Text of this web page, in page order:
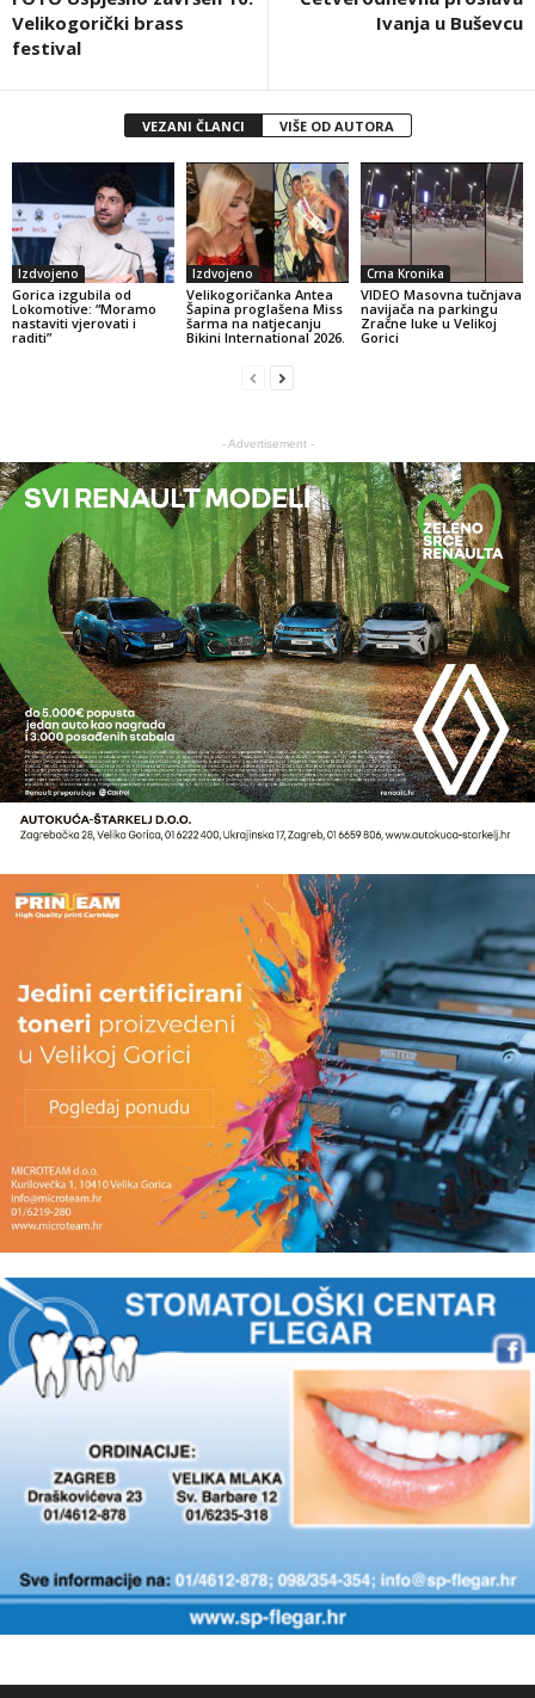
Velikogorički brass
festival
Ivanja u Buševcu
VEZANI ČLANCI VIŠE OD AUTORA
Izdvojeno
Gorica izgubila od
Lokomotive: “Moramo
nastaviti vjerovati i
raditi”
Izdvojeno
Velikogoričanka Antea
Šapina proglašena Miss
šarma na natjecanju
Bikini International 2026.
Crna Kronika
VIDEO Masovna tučnjava
navijača na parkingu
Zračne luke u Velikoj
Gorici
- Advertisement -